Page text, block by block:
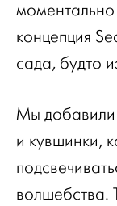
моментально
концепция
сада, будто
Мы добавили
и кувшинки,
волшебства.